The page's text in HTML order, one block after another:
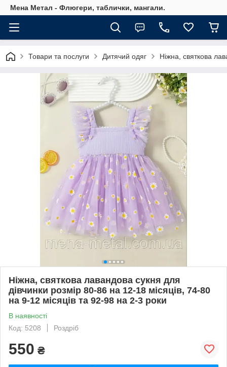
Мена Метал - Флюгери, таблички, мангали.
Товари та послуги Дитячий одяг Ніжна, святкова
Ніжна, святкова лавандова сукня для
дівчинки розмір 80-86 на 12-18 місяців, 74-80
на 9-12 місяців та 92-98 на 2-3 роки
В наявності
Код: 5208
Роздріб
550 ₴